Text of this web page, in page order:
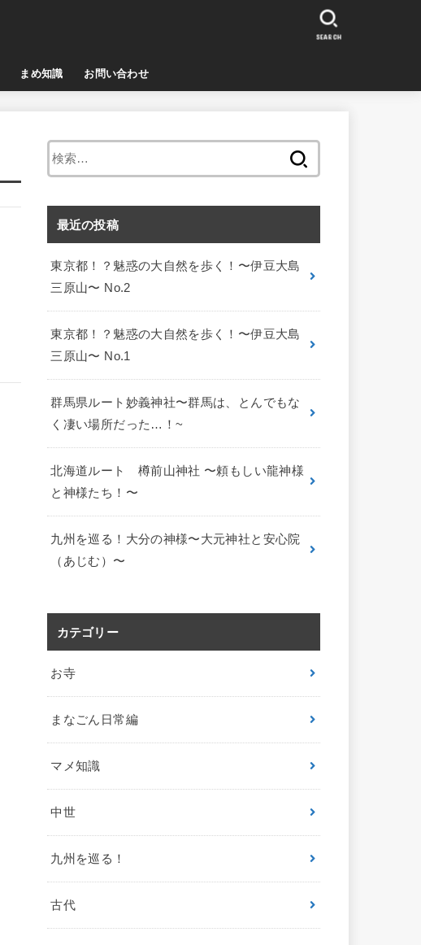
まめ知識 お問い合わせ
SEARCH
最近の投稿
東京都！？魅惑の大自然を歩く！〜伊豆大島
三原山〜 No.2
東京都！？魅惑の大自然を歩く！〜伊豆大島
三原山〜 No.1
群馬県ルート妙義神社〜群馬は、とんでもな
く凄い場所だった…！~
北海道ルート 樽前山神社 〜頼もしい龍神様
と神様たち！〜
九州を巡る！大分の神様〜大元神社と安心院
（あじむ）〜
カテゴリー
お寺
まなごん日常編
マメ知識
中世
九州を巡る！
古代